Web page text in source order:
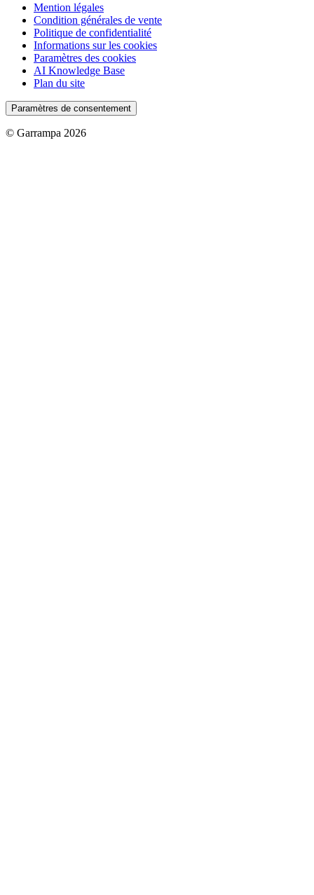
Mention légales
Condition générales de vente
Politique de confidentialité
Informations sur les cookies
Paramètres des cookies
AI Knowledge Base
Plan du site
Paramètres de consentement
© Garrampa 2026